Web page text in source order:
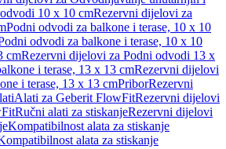
10 x 10 cmRezervni dijelovi za
Podni odvodi za balkone i terase, 10 x 10
odvodi za balkone i terase, 10 x 10
cmRezervni dijelovi za Podni odvodi 13 x
i terase, 13 x 13 cmRezervni dijelovi
i terase, 13 x 13 cmPriborRezervni
Alati za Geberit FlowFitRezervni dijelovi
Ručni alati za stiskanjeRezervni dijelovi
Kompatibilnost alata za stiskanje
alata za stiskanje